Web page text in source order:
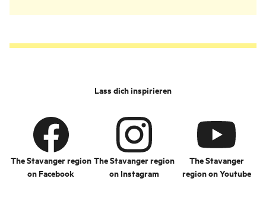
Lass dich inspirieren
The Stavanger region
on Facebook
The Stavanger region
on Instagram
The Stavanger
region on Youtube